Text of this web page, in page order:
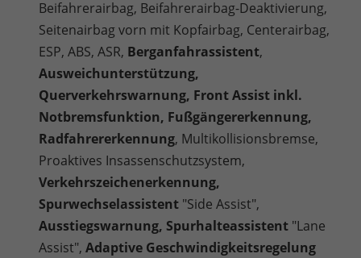
Beifahrerairbag, Beifahrerairbag-Deaktivierung,
Seitenairbag vorn mit Kopfairbag, Centerairbag,
ESP, ABS, ASR, Berganfahrassistent,
Ausweichunterstützung,
Querverkehrswarnung, Front Assist inkl.
Notbremsfunktion, Fußgängererkennung,
Radfahrererkennung, Multikollisionsbremse,
Proaktives Insassenschutzsystem,
Verkehrszeichenerkennung,
Spurwechselassistent "Side Assist",
Ausstiegswarnung, Spurhalteassistent "Lane
Assist", Adaptive Geschwindigkeitsregelung